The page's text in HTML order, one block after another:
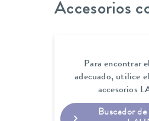
Accesorios
Para encontrar
adecuado, utilice
accesorios
Buscador de